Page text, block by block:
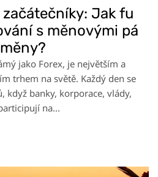
začátečníky: Jak fu
s měnovými pá
jako Forex, je největším a
trhem na světě. Každý den se
když banky, korporace, vlády,
na...